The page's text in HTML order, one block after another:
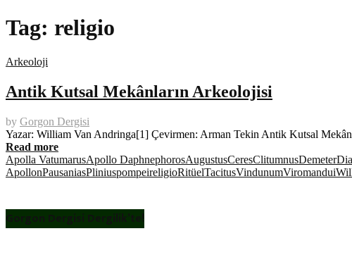
Tag: religio
Arkeoloji
Antik Kutsal Mekânların Arkeolojisi
by Gorgon Dergisi
Yazar: William Van Andringa[1] Çevirmen: Arman Tekin Antik Kutsal
Read more
Apolla VatumarusApollo DaphnephorosAugustusCeresClitumnusDemeter
ApollonPausaniasPliniuspompeireligioRitüelTacitusVindunumViromandui
Gorgon Dergisi Dergilik’te!